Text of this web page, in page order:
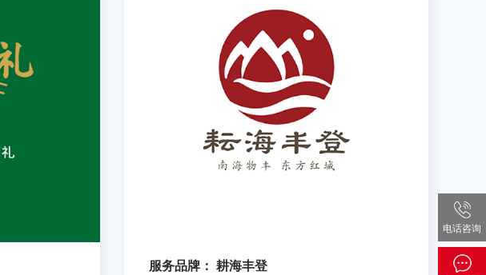
服务品牌： 耕海丰登
电话咨询